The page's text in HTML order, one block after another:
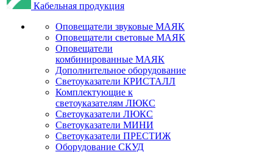
Кабельная продукция
Оповещатели звуковые МАЯК
Оповещатели световые МАЯК
Оповещатели
комбинированные МАЯК
Дополнительное оборудование
Светоуказатели КРИСТАЛЛ
Комплектующие к
светоуказателям ЛЮКС
Светоуказатели ЛЮКС
Светоуказатели МИНИ
Светоуказатели ПРЕСТИЖ
Оборудование СКУД